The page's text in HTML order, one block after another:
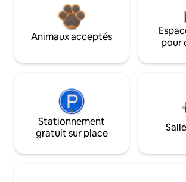
Animaux acceptés
pour
Stationnement
gratuit sur place